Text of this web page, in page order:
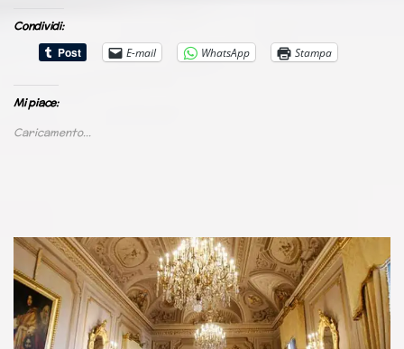
Condividi:
E-mail
WhatsApp Stampa
Mi piace:
Caricamento...